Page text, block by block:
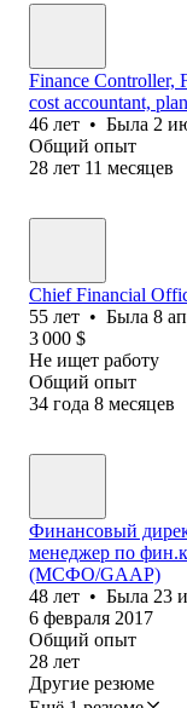
Finance Controller,
cost accountant,
46 лет • Была 2
Общий опыт
28 лет 11 месяцев
Chief Financial
55 лет • Была 8
3 000 $
Не ищет работу
Общий опыт
34 года 8 месяцев
Финансовый
менеджер по
(MСФО/GAAP)
48 лет • Была 23
6 февраля 2017
Общий опыт
28 лет
Другие резюме